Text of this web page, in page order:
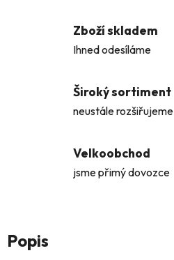
Zboží skladem
Ihned odesíláme
Široký sortiment
neustále rozšiřujeme
Velkoobchod
jsme přimý dovozce
Popis